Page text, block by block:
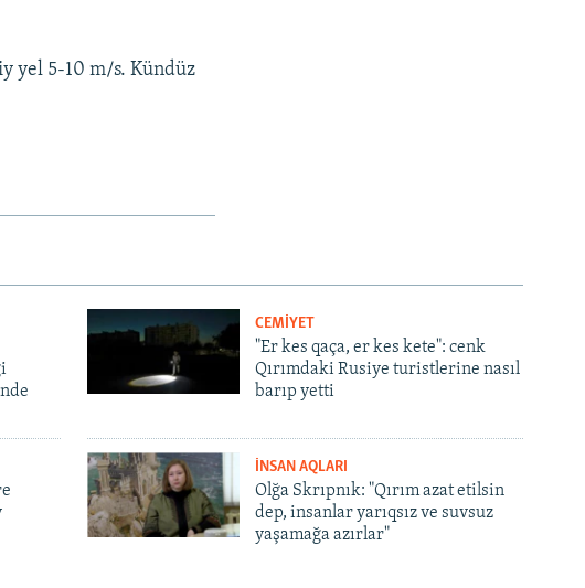
yel 5-10 m/s. Kündüz
CEMİYET
"Er kes qaça, er kes kete": cenk
Qırımdaki Rusiye turistlerine nasıl
barıp yetti
İNSAN AQLARI
Olğa Skrıpnık: "Qırım azat etilsin
dep, insanlar yarıqsız ve suvsuz
yaşamağa azırlar"